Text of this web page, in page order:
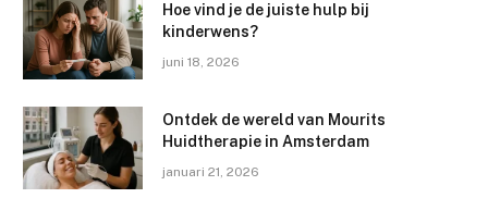
Hoe vind je de juiste hulp bij
kinderwens?
juni 18, 2026
Ontdek de wereld van Mourits
Huidtherapie in Amsterdam
januari 21, 2026